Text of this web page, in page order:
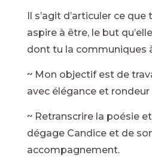
Il s’agit d’articuler ce
aspire à être, le but
dont tu la communiques
~ Mon objectif est de
avec élégance et rondeur
~ Retranscrire la poésie
dégage Candice et de
accompagnement.